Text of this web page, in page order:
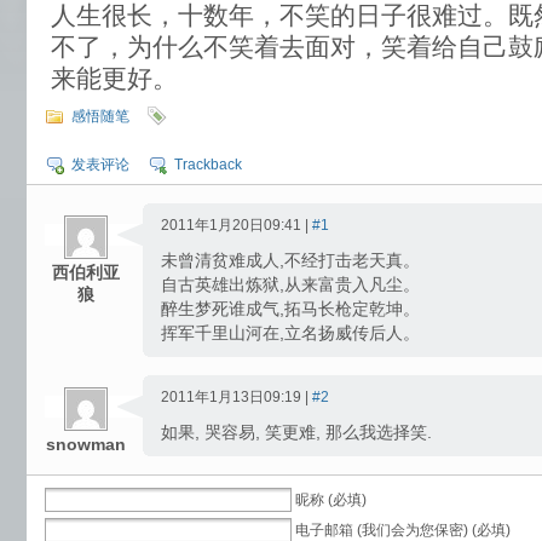
人生很长，十数年，不笑的日子很难过。
不了，为什么不笑着去面对，笑着给自己
来能更好。
感悟随笔
发表评论 Trackback
西伯利亚
狼
2011年1月20日09:41 | #1
未曾清贫难成人,不经打击老天真。
自古英雄出炼狱,从来富贵入凡尘。
醉生梦死谁成气,拓马长枪定乾坤。
挥军千里山河在,立名扬威传后人。
snowman
2011年1月13日09:19 | #2
如果, 哭容易, 笑更难, 那么我选择笑.
昵称 (必填)
电子邮箱 (我们会为您保密) (必填)